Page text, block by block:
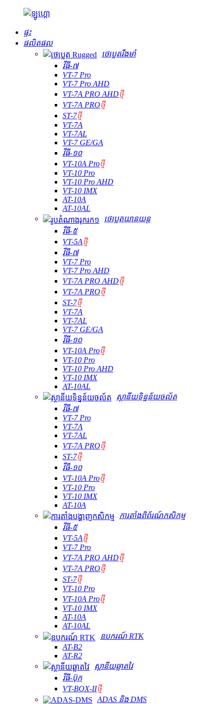
ផ្ទះ
ផលិតផល
ថេប្លេតរឹងមាំ
វីធី-៧
VT-7 Pro
VT-7 Pro AHD
VT-7A PRO AHDថ្មី
VT-7A PROថ្មី
ST-7ថ្មី
VT-7A
VT-7AL
VT-7 GE/GA
វីធី-១០
VT-10A Proថ្មី
VT-10 Pro
VT-10 Pro AHD
VT-10 IMX
AT-10A
AT-10AL
ថេប្លេតយានយន្ត
វីធី-៥
VT-5Aថ្មី
វីធី-៧
VT-7 Pro
VT-7 Pro AHD
VT-7A PRO AHDថ្មី
VT-7A PROថ្មី
ST-7ថ្មី
VT-7A
VT-7AL
VT-7 GE/GA
វីធី-១០
VT-10A Proថ្មី
VT-10 Pro
VT-10 Pro AHD
VT-10 IMX
AT-10AL
ស្ថានីយទិន្នន័យចល័ត
វីធី-៧
VT-7 Pro
VT-7A
VT-7AL
VT-7A PROថ្មី
ST-7ថ្មី
វីធី-១០
VT-10A Proថ្មី
VT-10 Pro
VT-10 IMX
AT-10A
ការតាំងពិព័រណ៍កសិកម្ម
វីធី-៥
VT-5Aថ្មី
VT-7 Pro
VT-7A PRO AHDថ្មី
VT-7A PROថ្មី
ST-7ថ្មី
VT-10 Pro
VT-10A Proថ្មី
VT-10 IMX
AT-10A
AT-10AL
ឧបករណ៍ RTK
AT-B2
AT-R2
ស្ថានីយឆ្លាតវៃ
វីធី-ប៊ុក
VT-BOX-IIថ្មី
ADAS និង DMS